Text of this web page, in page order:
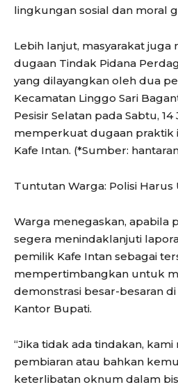
lingkungan sosial dan moral
Lebih lanjut, masyarakat juga
dugaan Tindak Pidana
yang dilayangkan oleh dua
Kecamatan Linggo Sari
Pesisir Selatan pada Sabtu,
memperkuat dugaan praktik
Kafe Intan. (*Sumber:
Tuntutan Warga: Polisi Harus
Warga menegaskan, apabila
segera menindaklanjuti
pemilik Kafe Intan sebagai
mempertimbangkan untuk
demonstrasi besar-besaran
Kantor Bupati.
“Jika tidak ada tindakan,
pembiaran atau bahkan
keterlibatan oknum dalam